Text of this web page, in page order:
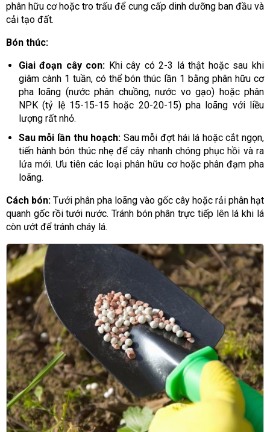
phân hữu cơ hoặc tro trấu để cung cấp dinh dưỡng ban đầu và
cải tạo đất.
Bón thúc:
Giai đoạn cây con: Khi cây có 2-3 lá thật hoặc sau khi
giâm cành 1 tuần, có thể bón thúc lần 1 bằng phân hữu cơ
pha loãng (nước phân chuồng, nước vo gạo) hoặc phân
NPK (tỷ lệ 15-15-15 hoặc 20-20-15) pha loãng với liều
lượng rất nhỏ.
Sau mỗi lần thu hoạch: Sau mỗi đợt hái lá hoặc cắt ngọn,
tiến hành bón thúc nhẹ để cây nhanh chóng phục hồi và ra
lứa mới. Ưu tiên các loại phân hữu cơ hoặc phân đạm pha
loãng.
Cách bón: Tưới phân pha loãng vào gốc cây hoặc rải phân hạt
quanh gốc rồi tưới nước. Tránh bón phân trực tiếp lên lá khi lá
còn ướt để tránh cháy lá.